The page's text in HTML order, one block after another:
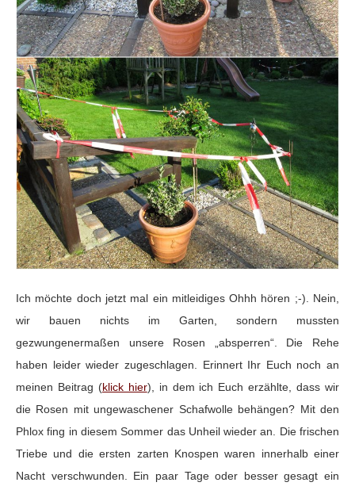
Ich möchte doch jetzt mal ein mitleidiges Ohhh hören ;-). Nein,
wir bauen nichts im Garten, sondern mussten
gezwungenermaßen unsere Rosen „absperren“. Die Rehe
haben leider wieder zugeschlagen. Erinnert Ihr Euch noch an
meinen Beitrag (klick hier), in dem ich Euch erzählte, dass wir
die Rosen mit ungewaschener Schafwolle behängen? Mit den
Phlox fing in diesem Sommer das Unheil wieder an. Die frischen
Triebe und die ersten zarten Knospen waren innerhalb einer
Nacht verschwunden. Ein paar Tage oder besser gesagt ein